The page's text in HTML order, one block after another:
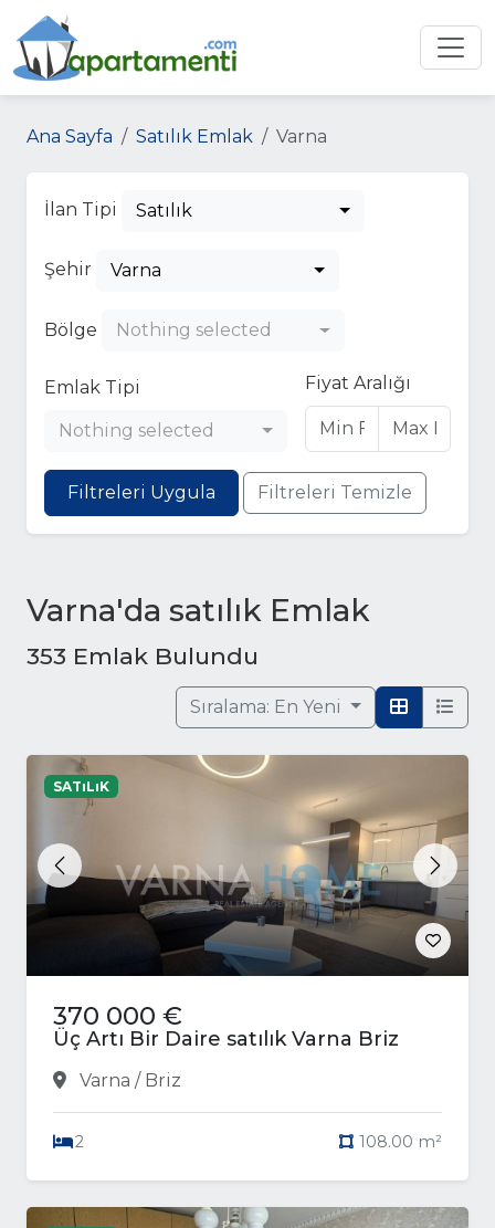
Ana Sayfa Satılık Emlak Varna
İlan Tipi Satılık
Şehir Varna
Bölge Nothing selected
Emlak Tipi
Nothing selected
Fiyat Aralığı
Filtreleri Uygula Filtreleri Temizle
Varna'da satılık Emlak
353 Emlak Bulundu
Sıralama: En Yeni
Previous Next
SATıLıK
370 000 €
Üç Artı Bir Daire satılık Varna Briz
Varna / Briz
2 108.00 m²